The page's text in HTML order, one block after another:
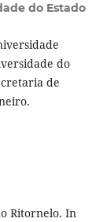
do Estado
do
de
Ritornelo. In